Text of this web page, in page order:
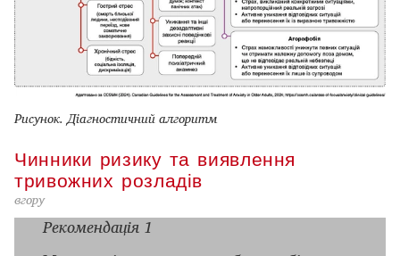
Рисунок. Діагностичний алгоритм
Чинники ризику та виявлення
тривожних розладів
вгору
Рекомендація 1